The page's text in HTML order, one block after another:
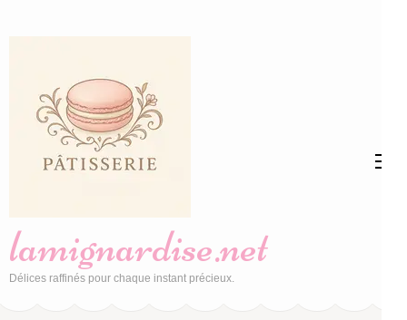
(Pressez
Entrée)
lamignardise.net
Délices raffinés pour chaque instant précieux.